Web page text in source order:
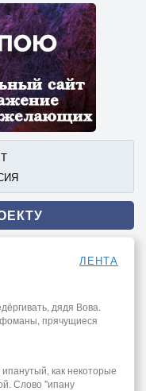
ЛЕНТА
дядя Вова.
прячущиеся
как некоторые
Слово "ипану